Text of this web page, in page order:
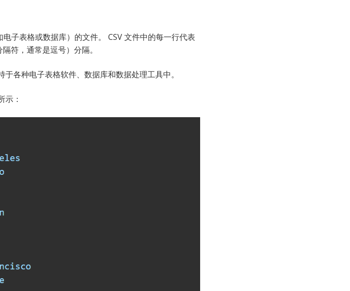
子表格或数据库）的文件。 CSV 文件中的每一行代表
符，通常是逗号）分隔。
各种电子表格软件、数据库和数据处理工具中。
示：